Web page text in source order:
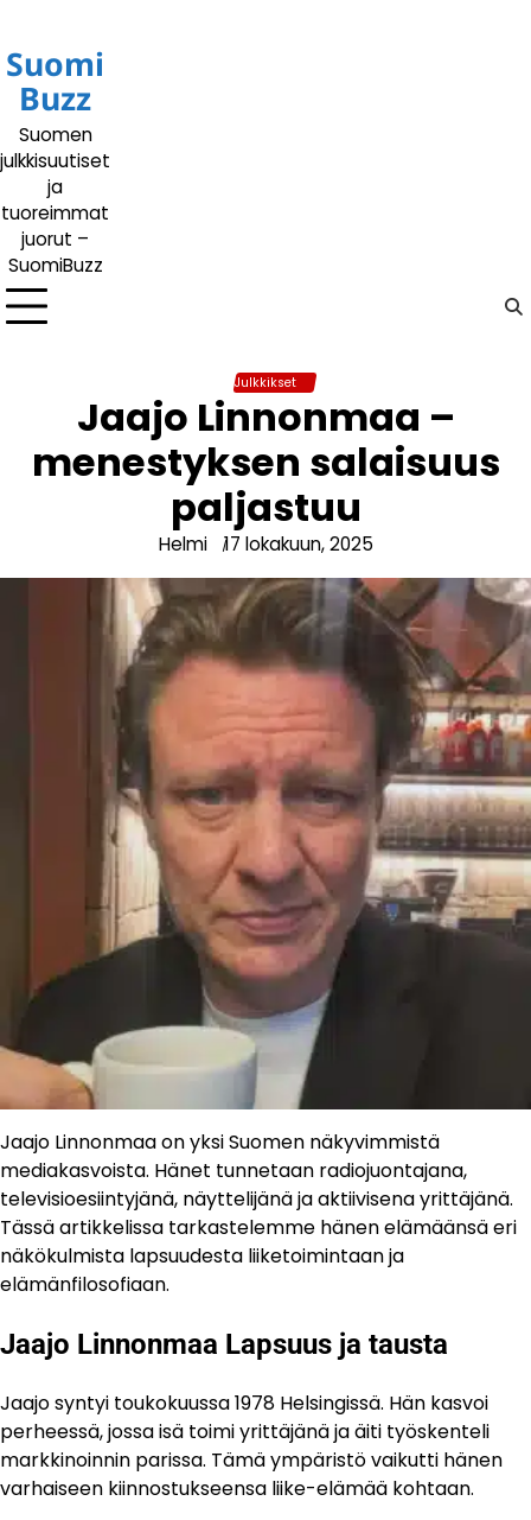
Suomi
Buzz
Suomen
julkkisuutiset
ja
tuoreimmat
juorut –
SuomiBuzz
Julkkikset
Jaajo Linnonmaa –
menestyksen salaisuus
paljastuu
Helmi 17 lokakuun, 2025
Jaajo Linnonmaa on yksi Suomen näkyvimmistä
mediakasvoista. Hänet tunnetaan radiojuontajana,
televisioesiintyjänä, näyttelijänä ja aktiivisena yrittäjänä.
Tässä artikkelissa tarkastelemme hänen elämäänsä eri
näkökulmista lapsuudesta liiketoimintaan ja
elämänfilosofiaan.
Jaajo Linnonmaa Lapsuus ja tausta
Jaajo syntyi toukokuussa 1978 Helsingissä. Hän kasvoi
perheessä, jossa isä toimi yrittäjänä ja äiti työskenteli
markkinoinnin parissa. Tämä ympäristö vaikutti hänen
varhaiseen kiinnostukseensa liike-elämää kohtaan.